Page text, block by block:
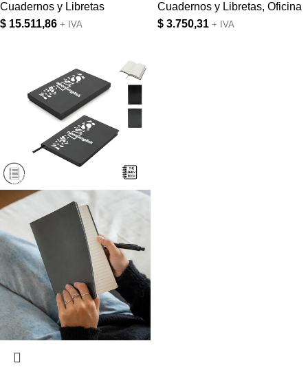
Cuadernos y Libretas
$ 15.511,86 + IVA
Cuadernos y Libretas, Oficina
$ 3.750,31 + IVA